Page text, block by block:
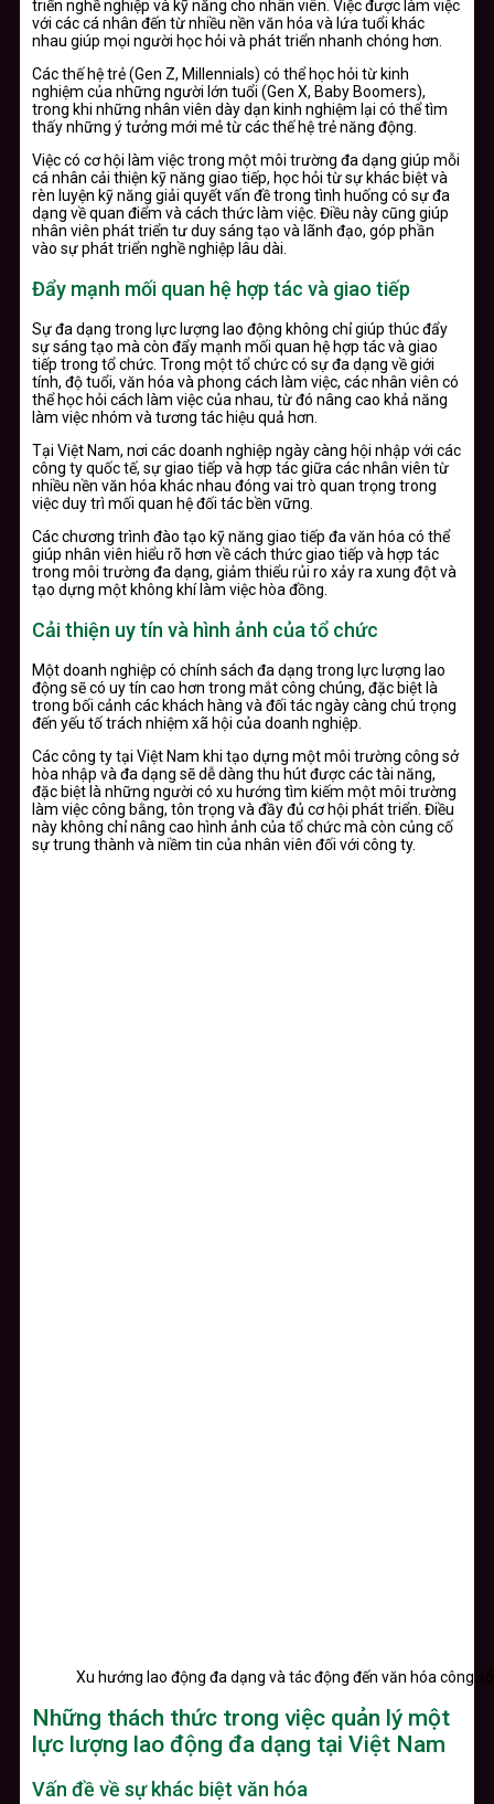
triển nghề nghiệp và kỹ năng cho nhân viên. Việc được làm việc
với các cá nhân đến từ nhiều nền văn hóa và lứa tuổi khác
nhau giúp mọi người học hỏi và phát triển nhanh chóng hơn.
Các thế hệ trẻ (Gen Z, Millennials) có thể học hỏi từ kinh
nghiệm của những người lớn tuổi (Gen X, Baby Boomers),
trong khi những nhân viên dày dạn kinh nghiệm lại có thể tìm
thấy những ý tưởng mới mẻ từ các thế hệ trẻ năng động.
Việc có cơ hội làm việc trong một môi trường đa dạng giúp mỗi
cá nhân cải thiện kỹ năng giao tiếp, học hỏi từ sự khác biệt và
rèn luyện kỹ năng giải quyết vấn đề trong tình huống có sự đa
dạng về quan điểm và cách thức làm việc. Điều này cũng giúp
nhân viên phát triển tư duy sáng tạo và lãnh đạo, góp phần
vào sự phát triển nghề nghiệp lâu dài.
Đẩy mạnh mối quan hệ hợp tác và giao tiếp
Sự đa dạng trong lực lượng lao động không chỉ giúp thúc đẩy
sự sáng tạo mà còn đẩy mạnh mối quan hệ hợp tác và giao
tiếp trong tổ chức. Trong một tổ chức có sự đa dạng về giới
tính, độ tuổi, văn hóa và phong cách làm việc, các nhân viên có
thể học hỏi cách làm việc của nhau, từ đó nâng cao khả năng
làm việc nhóm và tương tác hiệu quả hơn.
Tại Việt Nam, nơi các doanh nghiệp ngày càng hội nhập với các
công ty quốc tế, sự giao tiếp và hợp tác giữa các nhân viên từ
nhiều nền văn hóa khác nhau đóng vai trò quan trọng trong
việc duy trì mối quan hệ đối tác bền vững.
Các chương trình đào tạo kỹ năng giao tiếp đa văn hóa có thể
giúp nhân viên hiểu rõ hơn về cách thức giao tiếp và hợp tác
trong môi trường đa dạng, giảm thiểu rủi ro xảy ra xung đột và
tạo dựng một không khí làm việc hòa đồng.
Cải thiện uy tín và hình ảnh của tổ chức
Một doanh nghiệp có chính sách đa dạng trong lực lượng lao
động sẽ có uy tín cao hơn trong mắt công chúng, đặc biệt là
trong bối cảnh các khách hàng và đối tác ngày càng chú trọng
đến yếu tố trách nhiệm xã hội của doanh nghiệp.
Các công ty tại Việt Nam khi tạo dựng một môi trường công sở
hòa nhập và đa dạng sẽ dễ dàng thu hút được các tài năng,
đặc biệt là những người có xu hướng tìm kiếm một môi trường
làm việc công bằng, tôn trọng và đầy đủ cơ hội phát triển. Điều
này không chỉ nâng cao hình ảnh của tổ chức mà còn củng cố
sự trung thành và niềm tin của nhân viên đối với công ty.
Xu hướng lao động đa dạng và tác động đến văn hóa công
Những thách thức trong việc quản lý một
lực lượng lao động đa dạng tại Việt Nam
Vấn đề về sự khác biệt văn hóa